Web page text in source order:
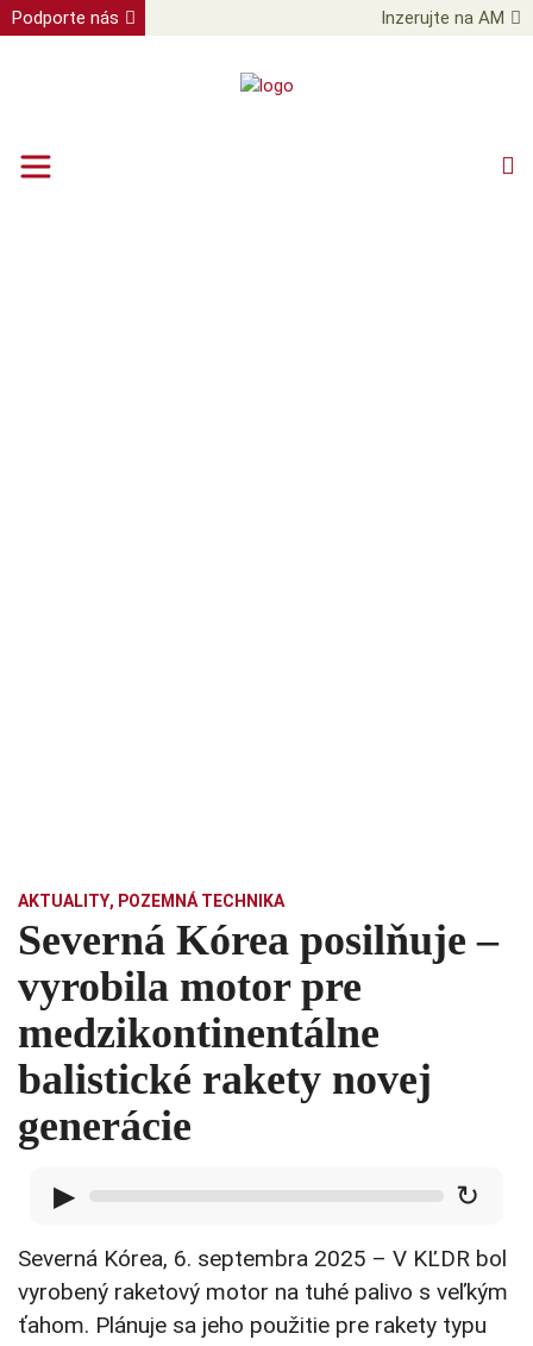
Podporte nás Inzerujte na AM
AKTUALITY, POZEMNÁ TECHNIKA
Severná Kórea posilňuje –
vyrobila motor pre
medzikontinentálne
balistické rakety novej
generácie
▶ ↻
Severná Kórea, 6. septembra 2025 – V KĽDR bol
vyrobený raketový motor na tuhé palivo s veľkým
ťahom. Plánuje sa jeho použitie pre rakety typu